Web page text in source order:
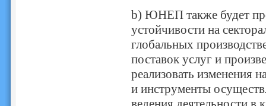
b) ЮНЕП также будет
устойчивости на
глобальных
поставок услуг и
реализовать изменения
и инструменты